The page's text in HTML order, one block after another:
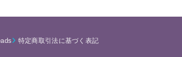
特定商取引法に基づく表記